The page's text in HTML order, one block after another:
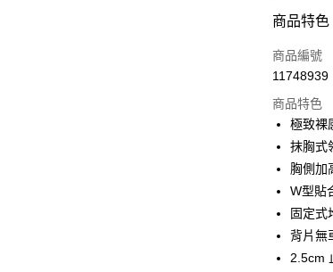
付款方式
信用卡一
3 期 0
合作金
華南商
國泰世
臺灣中
匯豐（
聯邦商
超商取貨
Apple Pay
商品特色
商品編號
11748939
商品特色
極致裸
抹胸式
胸側加
W型貼
固定式
背片無
2.5cm